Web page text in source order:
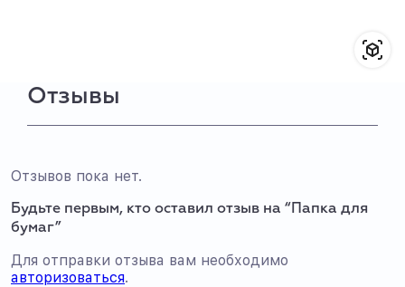
Отзывы
Отзывов пока нет.
Будьте первым, кто оставил отзыв на “Папка для
бумаг”
Для отправки отзыва вам необходимо
авторизоваться.